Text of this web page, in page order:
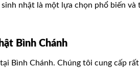
nhật là một lựa chọn phổ biến
Bình Chánh
Bình Chánh. Chúng tôi cung cấp